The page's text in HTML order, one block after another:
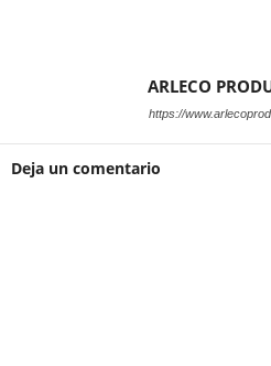
ARLECO
https://
Deja un comentario